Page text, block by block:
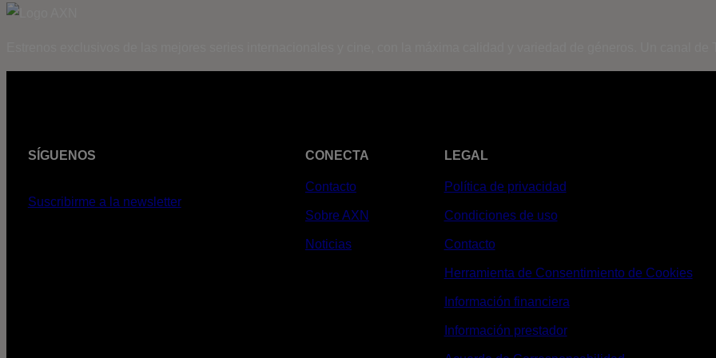
SÍGUENOS
Suscribirme a la newsletter
CONECTA
Contacto
Sobre AXN
Noticias
LEGAL
Política de privacidad
Condiciones de uso
Contacto
Herramienta de Consentimiento de Cookies
Información financiera
Información prestador